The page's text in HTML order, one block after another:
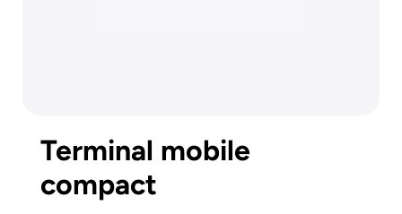
Terminal mobile
compact